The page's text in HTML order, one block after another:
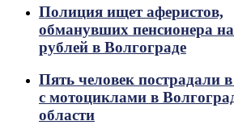
Полиция ищет аферистов,
обманувших пенсионера
рублей в Волгограде
Пять человек пострадали
с мотоциклами в
области